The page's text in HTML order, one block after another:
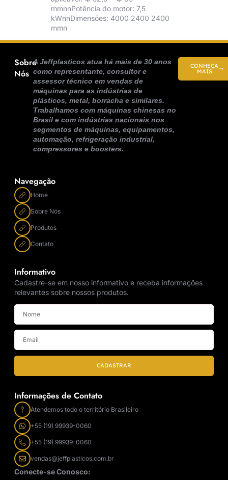
mmnnPotência do motor: 7,5
kWnnDimensões: 4000 2400 2400
mmn
Sobre
Nós
A Jeffplasticos atua há mais de 30 anos
como representante, consultor e
assessor técnico em vendas de
máquinas para as indústrias de
plásticos, metal, borracha e similares.
Trabalhamos com máquinas chinesas no
Brasil e com indústrias nacionais nos
segmentos de máquinas, equipamentos,
automação, refrigeração industrial,
compressores e boosters.
CONHEÇA
MAIS
Navegação
Home
Sobre Nós
Produtos
Contato
Informativo
Cadastre-se em nosso informativo e receba informações
relevantes sobre nossos produtos.
CADASTRAR
Informações de Contato
Atendemos todo o território Brasileiro
+55 (19) 99939-0060
+55 (19) 99939-0060
vendas@jeffplasticos.com.br
Conecte-se Conosco: